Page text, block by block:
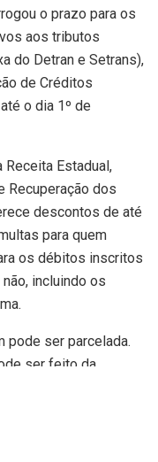
o prazo para os
aos tributos
do Detran e Setrans),
de Créditos
o dia 1º de
Estadual,
Recuperação dos
descontos de até
para quem
os débitos inscritos
incluindo os
pode ser parcelada.
ser feito da